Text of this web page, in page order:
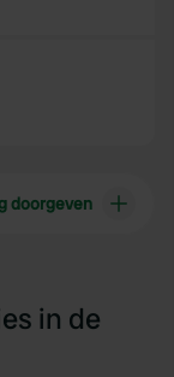
doorgeven
in de